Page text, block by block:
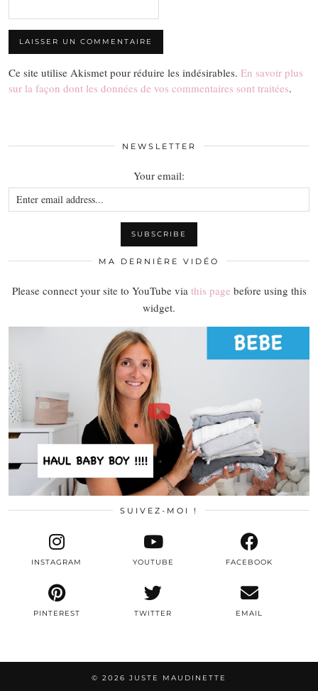
Ce site utilise Akismet pour réduire les indésirables. En savoir plus
sur la façon dont les données de vos commentaires sont traitées.
NEWSLETTER
Your email:
MA DERNIÈRE VIDÉO
Please connect your site to YouTube via this page before using this
widget.
SUIVEZ-MOI !
TWITTER
INSTAGRAM FACEBOOK
PINTEREST
YOUTUBE
EMAIL
© 2026 JUSTE MAUDINETTE